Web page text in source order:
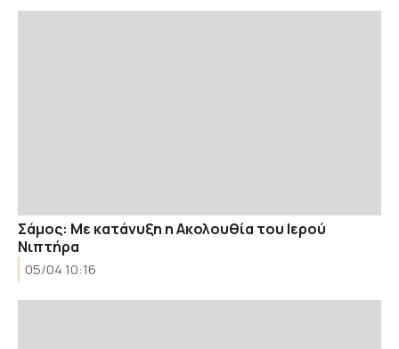
Σάμος: Με κατάνυξη η Ακολουθία του Ιερού
Νιπτήρα
05/04 10:16